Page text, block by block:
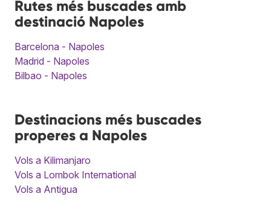
Rutes més buscades amb
destinació Napoles
Barcelona - Napoles
Madrid - Napoles
Bilbao - Napoles
Destinacions més buscades
properes a Napoles
Vols a Kilimanjaro
Vols a Lombok International
Vols a Antigua